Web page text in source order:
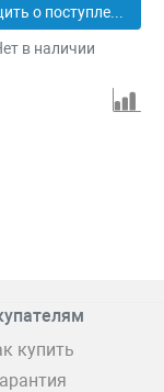
Сообщить о поступлении
в наличии
купить